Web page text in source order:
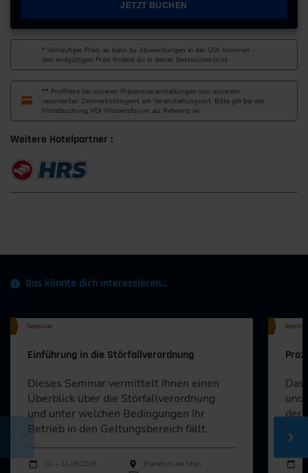
JETZT BUCHEN
* Vorläufiger Preis, es kann zu Abweichungen in der USt. kommen -
den endgültigen Preis findest du in deiner Bestellübersicht.
** Profitiere bei unseren Präsenzveranstaltungen von unserem
reservierten Zimmerkontingent am Veranstaltungsort. Bitte gib bei der
Hotelbuchung VDI Wissensforum als Referenz an.
Weitere Hotelpartner :
Das könnte dich interessieren…
Seminar
Einführung in die Störfallverordnung
Dieses Seminar vermittelt Ihnen einen
Überblick über die Störfallverordnung
und unter welchen Bedingungen Ihr
Betrieb in den Geltungsbereich fällt.
Durchführungen
Veranstaltungsdatum Veranstaltungsort
10. – 11.09.2026
Frankfurt am Main
und
der